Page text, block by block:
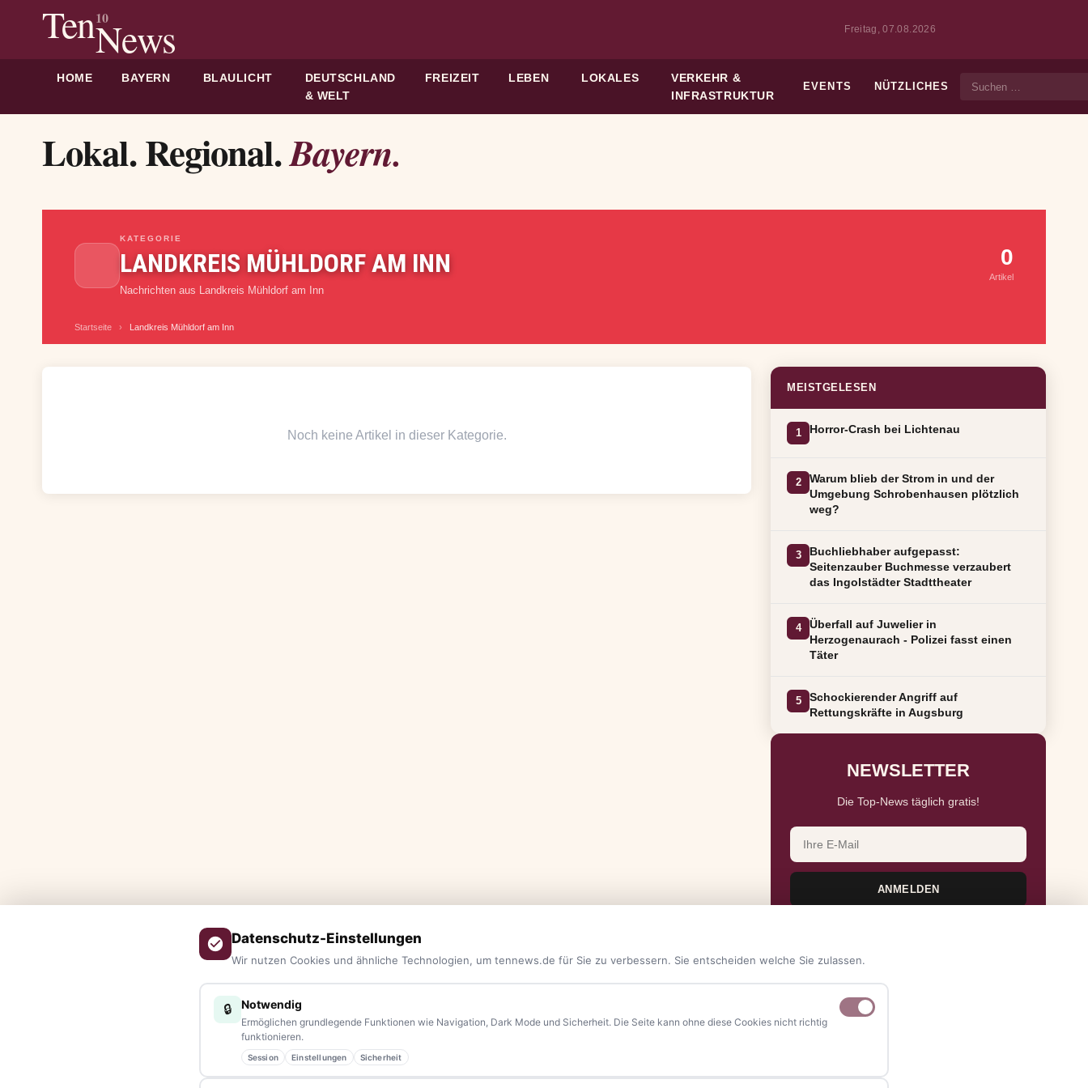
Ten10
News Freitag, 07.08.2026
HOME BAYERN BLAULICHT
DEUTSCHLAND
& WELT
FREIZEIT LEBEN LOKALES
VERKEHR &
INFRASTRUKTUR
EVENTS NÜTZLICHES
Lokal. Regional.Bayern.
KATEGORIE
LANDKREIS MÜHLDORF AM INN
Nachrichten aus Landkreis Mühldorf am Inn
0
Artikel
Startseite › Landkreis Mühldorf am Inn
Noch keine Artikel in dieser Kategorie.
MEISTGELESEN
1 Horror-Crash bei Lichtenau
2
Warum blieb der Strom in und der
Umgebung Schrobenhausen plötzlich
weg?
3
Buchliebhaber aufgepasst:
Seitenzauber Buchmesse verzaubert
das Ingolstädter Stadttheater
4
Überfall auf Juwelier in
Herzogenaurach - Polizei fasst einen
Täter
5
Schockierender Angriff auf
Rettungskräfte in Augsburg
NEWSLETTER
Die Top-News täglich gratis!
E-Mail-Adresse
ANMELDEN
Das Nachrichtenportal für die Region 10 und Bayern.Aktuelle News, Hintergründe, Service und Freizeittipps Home
Datenschutz-Einstellungen
Wir nutzen Cookies und ähnliche Technologien, um tennews.de für Sie zu verbessern. Sie entscheiden welche Sie zulassen.
🔒 Notwendig
Ermöglichen grundlegende Funktionen wie Navigation, Dark Mode und Sicherheit. Die Seite kann ohne diese Cookies nicht richtig
funktionieren.
Session Einstellungen Sicherheit